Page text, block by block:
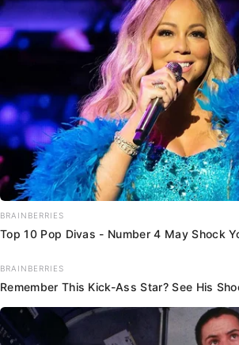
BRAINBERRIES
Top 10 Pop Divas - Number 4 May Shock
BRAINBERRIES
Remember This Kick-Ass Star? See His